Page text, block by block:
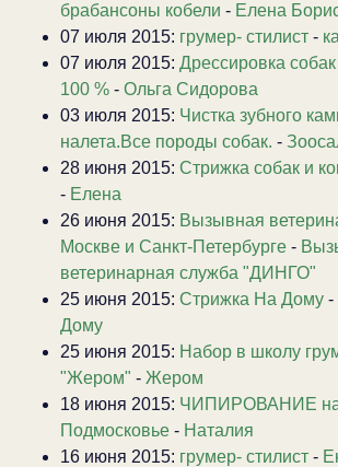
брабансоны кобели - Елена
07 июля 2015: грумер- стилист -
07 июля 2015: Дрессировка
100 % - Ольга Сидорова
03 июля 2015: Чистка зубного
налета.Все породы собак. -
28 июня 2015: Стрижка собак и
- Елена
26 июня 2015: Вызывная
Москве и Санкт-Петербурге -
ветеринарная служба "ДИНГО"
25 июня 2015: Стрижка На Дому -
Дому
25 июня 2015: Набор в школу
"Жером" - Жером
18 июня 2015: ЧИПИРОВАНИЕ на
Подмосковье - Наталия
16 июня 2015: грумер- стилист -